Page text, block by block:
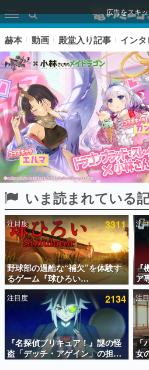
広告をスキ
ピックアップ
電ファミのいま読まれている記事ラ
アプリセール情報
インタビュー
連載・特集一覧
殿堂入り記事
SNS拡散数が数千以上！
ど。多くの人々に読まれた
事をまとめました。
赫本 動画 殿堂入り記事 イン
いま読まれている
注目度 3311
野球部の過酷な“補欠”を体験す
るゲーム『球ひろい
Simulator』が「1件」のウィッ
シュリストをもとにチェコ語に
対応しSNSで話題に。『キング
ダム・カム』開発元やチェコの
プロ野球選手から称賛の声
注
『
ア
散
本
ー
注目度 2134
『名探偵プリキュア！』謎の怪
盗「デッチ・アゲイン」の担当
キャストは天﨑滉平さんと判
注
「
女
恋